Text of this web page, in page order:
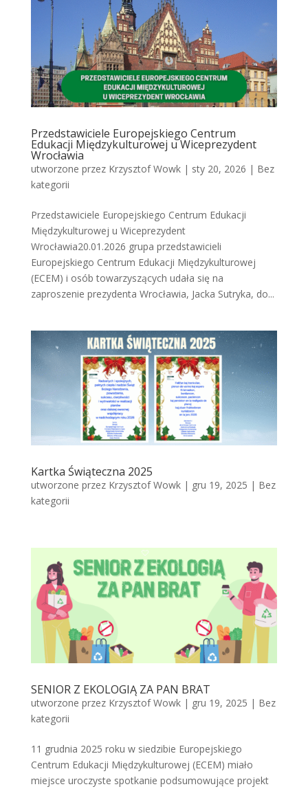
Przedstawiciele Europejskiego Centrum
Edukacji Międzykulturowej u Wiceprezydent
Wrocławia
utworzone przez Krzysztof Wowk| sty 20, 2026 | Bez
kategorii
Przedstawiciele Europejskiego Centrum Edukacji
Międzykulturowej u Wiceprezydent
Wrocławia20.01.2026 grupa przedstawicieli
Europejskiego Centrum Edukacji Międzykulturowej
(ECEM) i osób towarzyszących udała się na
zaproszenie prezydenta Wrocławia, Jacka Sutryka, do...
Kartka Świąteczna 2025
utworzone przez Krzysztof Wowk| gru 19, 2025 | Bez
kategorii
SENIOR Z EKOLOGIĄ ZA PAN BRAT
utworzone przez Krzysztof Wowk| gru 19, 2025 | Bez
kategorii
11 grudnia 2025 roku w siedzibie Europejskiego
Centrum Edukacji Międzykulturowej (ECEM) miało
miejsce uroczyste spotkanie podsumowujące projekt